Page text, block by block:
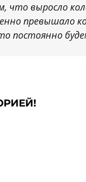
что выросло
превышало
постоянно